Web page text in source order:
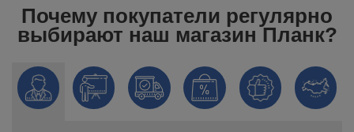
Почему покупатели регулярно
выбирают наш магазин Планк?